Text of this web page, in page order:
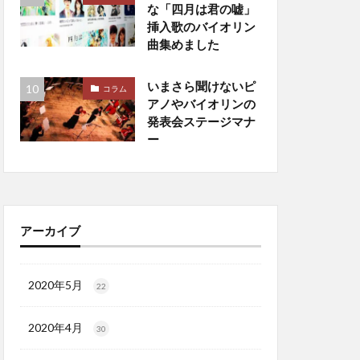
な「四月は君の嘘」
挿入歌のバイオリン
曲集めました
コラム
いまさら聞けないピ
アノやバイオリンの
発表会ステージマナ
ー
アーカイブ
2020年5月 22
2020年4月 30